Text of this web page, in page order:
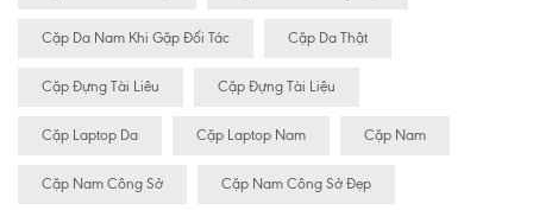
Cặp Da Nam Khi Gặp Đối Tác Cặp Da Thật
Cặp Đựng Tài Liêu Cặp Đựng Tài Liệu
Cặp Laptop Da Cặp Laptop Nam Cặp Nam
Cặp Nam Công Sở Cặp Nam Công Sở Đẹp